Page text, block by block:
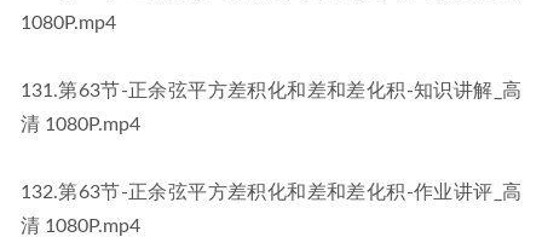
1080P​​.mp4
​131​.第63节-正余弦平方差积化和差和差化积-知识讲解_高
清 1080P​​.mp4
​132​.第63节-正余弦平方差积化和差和差化积-作业讲评_高
清 1080P​​.mp4